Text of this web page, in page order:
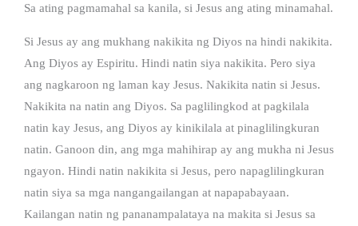
Sa ating pagmamahal sa kanila, si Jesus ang ating minamahal.
Si Jesus ay ang mukhang nakikita ng Diyos na hindi nakikita.
Ang Diyos ay Espiritu. Hindi natin siya nakikita. Pero siya
ang nagkaroon ng laman kay Jesus. Nakikita natin si Jesus.
Nakikita na natin ang Diyos. Sa paglilingkod at pagkilala
natin kay Jesus, ang Diyos ay kinikilala at pinaglilingkuran
natin. Ganoon din, ang mga mahihirap ay ang mukha ni Jesus
ngayon. Hindi natin nakikita si Jesus, pero napaglilingkuran
natin siya sa mga nangangailangan at napapabayaan.
Kailangan natin ng pananampalataya na makita si Jesus sa